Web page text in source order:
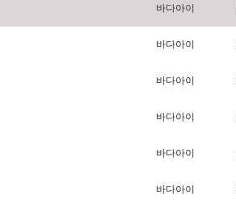
바다아이
바다아이
바다아이
바다아이
바다아이
바다아이